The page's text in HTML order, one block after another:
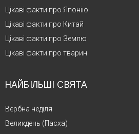
Цікаві факти про Японію
Цікаві факти про Китай
Цікаві факти про Землю
Цікаві факти про тварин
НАЙБІЛЬШІ СВЯТА
Вербна неділя
Великдень (Пасха)